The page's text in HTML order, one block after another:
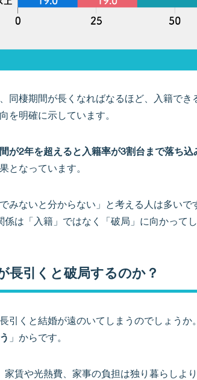
同棲期間が長くなればなるほど、入籍で
を明確に示しています。
が2年を超えると入籍率が3割台まで落ち
となっています。
でみないと分からない」と考える人は多い
係は「入籍」ではなく「破局」に向かってし
長引くと破局するのか？
引くと結婚が遠のいてしまうのでしょうか
」からです。
家賃や光熱費、家事の負担は独り暮らしよ